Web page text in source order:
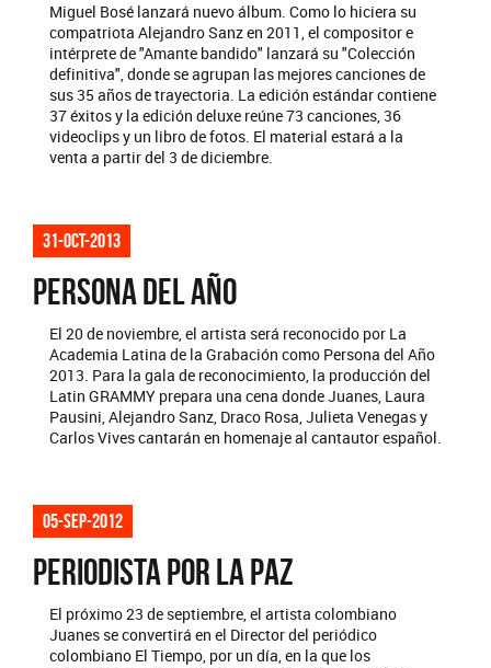
Miguel Bosé lanzará nuevo álbum. Como lo hiciera su
compatriota Alejandro Sanz en 2011, el compositor e
intérprete de "Amante bandido" lanzará su "Colección
definitiva", donde se agrupan las mejores canciones de
sus 35 años de trayectoria. La edición estándar contiene
37 éxitos y la edición deluxe reúne 73 canciones, 36
videoclips y un libro de fotos. El material estará a la
venta a partir del 3 de diciembre.
31-oct-2013
PERSONA DEL AÑO
El 20 de noviembre, el artista será reconocido por La
Academia Latina de la Grabación como Persona del Año
2013. Para la gala de reconocimiento, la producción del
Latin GRAMMY prepara una cena donde Juanes, Laura
Pausini, Alejandro Sanz, Draco Rosa, Julieta Venegas y
Carlos Vives cantarán en homenaje al cantautor español.
05-sep-2012
PERIODISTA POR LA PAZ
El próximo 23 de septiembre, el artista colombiano
Juanes se convertirá en el Director del periódico
colombiano El Tiempo, por un día, en la que los